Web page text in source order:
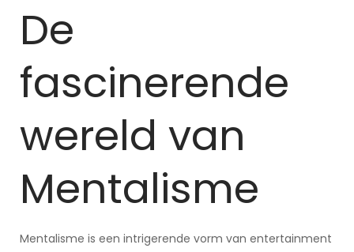
De
fascinerende
wereld van
Mentalisme
Mentalisme is een intrigerende vorm van entertainment